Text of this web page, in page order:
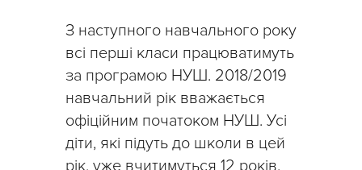
З наступного навчального року
всі перші класи працюватимуть
за програмою НУШ. 2018/2019
навчальний рік вважається
офіційним початоком НУШ. Усі
діти, які підуть до школи в цей
рік, уже вчитимуться 12 років.